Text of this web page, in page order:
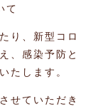
て
り、新型コロ
、感染予防と
たします。
せていただき